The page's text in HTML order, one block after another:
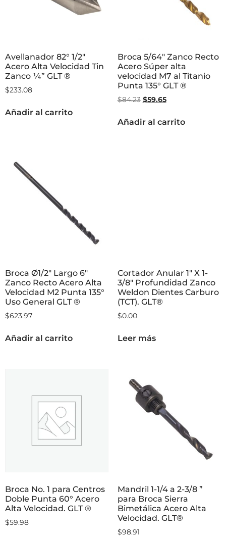
Avellanador 82° 1/2″
Acero Alta Velocidad Tin
Zanco ¼” GLT ®
$233.08
Añadir al carrito
Broca 5/64″ Zanco Recto
Acero Súper alta
velocidad M7 al Titanio
Punta 135° GLT ®
$84.23 $59.65
Añadir al carrito
Broca Ø1/2″ Largo 6″
Zanco Recto Acero Alta
Velocidad M2 Punta 135°
Uso General GLT ®
$623.97
Añadir al carrito
Cortador Anular 1″ X 1-
3/8″ Profundidad Zanco
Weldon Dientes Carburo
(TCT). GLT®
$0.00
Leer más
Broca No. 1 para Centros
Doble Punta 60° Acero
Alta Velocidad. GLT ®
$59.98
Mandril 1-1/4 a 2-3/8 ”
para Broca Sierra
Bimetálica Acero Alta
Velocidad. GLT®
$98.91